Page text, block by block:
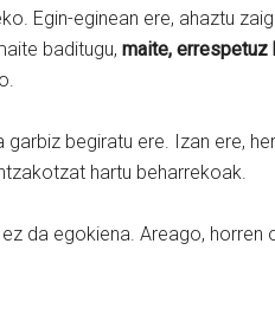
Egin-eginean ere, ahaztu
baditugu, maite, errespetuz
begiratu ere. Izan ere,
hartu beharrekoak.
da egokiena. Areago, horren